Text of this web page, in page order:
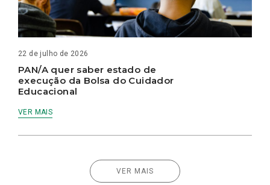
22 de julho de 2026
PAN/A quer saber estado de
execução da Bolsa do Cuidador
Educacional
VER MAIS
VER MAIS